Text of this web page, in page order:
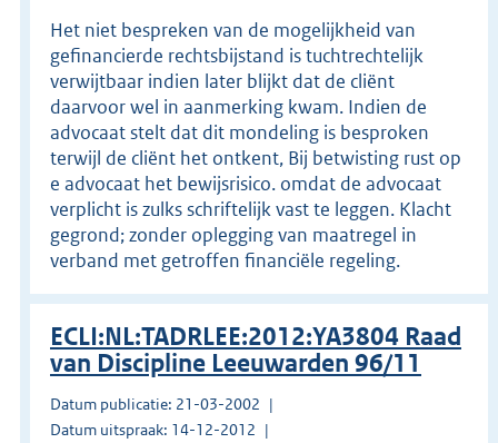
Het niet bespreken van de mogelijkheid van
gefinancierde rechtsbijstand is tuchtrechtelijk
verwijtbaar indien later blijkt dat de cliënt
daarvoor wel in aanmerking kwam. Indien de
advocaat stelt dat dit mondeling is besproken
terwijl de cliënt het ontkent, Bij betwisting rust op
e advocaat het bewijsrisico. omdat de advocaat
verplicht is zulks schriftelijk vast te leggen. Klacht
gegrond; zonder oplegging van maatregel in
verband met getroffen financiële regeling.
ECLI:NL:TADRLEE:2012:YA3804 Raad
van Discipline Leeuwarden 96/11
Datum publicatie: 21-03-2002
Datum uitspraak: 14-12-2012